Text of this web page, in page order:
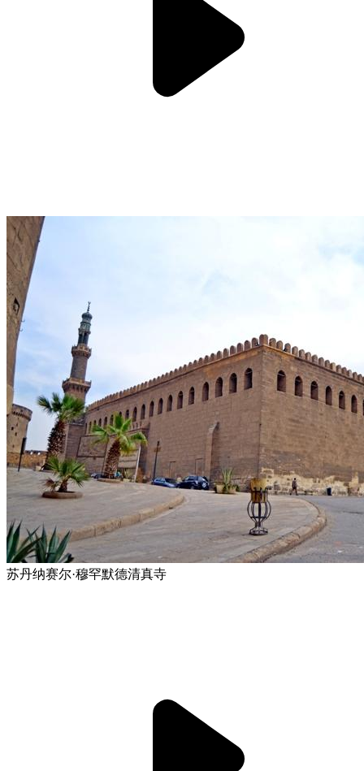
苏丹纳赛尔·穆罕默德清真寺